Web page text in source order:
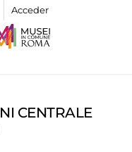
Acceder
CENTRALE